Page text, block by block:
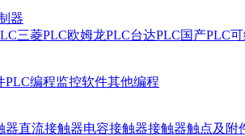
器
三菱PLC欧姆龙PLC台达PLC国产PLC
PLC编程监控软件其他编程
器直流接触器电容接触器接触器触点及附